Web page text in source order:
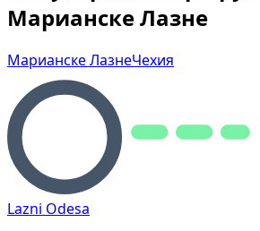
Марианске Лазне
Марианске ЛазнеЧехия
Lazni Odesa